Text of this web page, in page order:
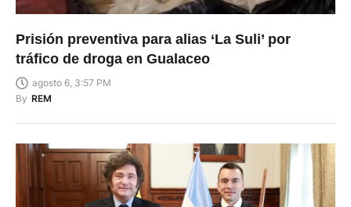
Prisión preventiva para alias ‘La Suli’ por
tráfico de droga en Gualaceo
agosto 6, 3:57 PM
By REM